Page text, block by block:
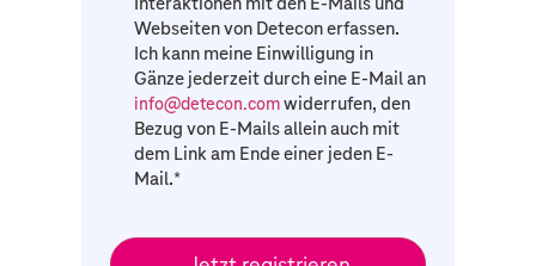
Webseiten von Detecon erfassen.
Ich kann meine Einwilligung in
Gänze jederzeit durch eine E-Mail an
info@detecon.comwiderrufen, den
Bezug von E-Mails allein auch mit
dem Link am Ende einer jeden E-
Mail.*